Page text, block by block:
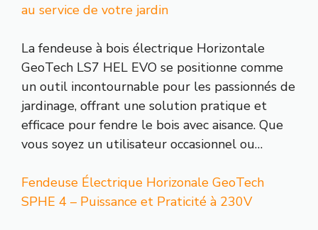
au service de votre jardin
La fendeuse à bois électrique Horizontale
GeoTech LS7 HEL EVO se positionne comme
un outil incontournable pour les passionnés de
jardinage, offrant une solution pratique et
efficace pour fendre le bois avec aisance. Que
vous soyez un utilisateur occasionnel ou…
Fendeuse Électrique Horizonale GeoTech
SPHE 4 – Puissance et Praticité à 230V